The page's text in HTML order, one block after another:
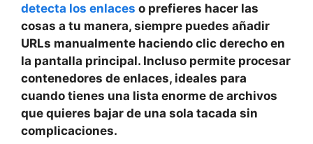
detecta los enlaces o prefieres hacer las
cosas a tu manera, siempre puedes añadir
URLs manualmente haciendo clic derecho en
la pantalla principal. Incluso permite procesar
contenedores de enlaces, ideales para
cuando tienes una lista enorme de archivos
que quieres bajar de una sola tacada sin
complicaciones.